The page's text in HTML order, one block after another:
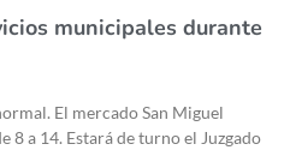
municipales durante
El mercado San Miguel
8 a 14. Estará de turno el Juzgado